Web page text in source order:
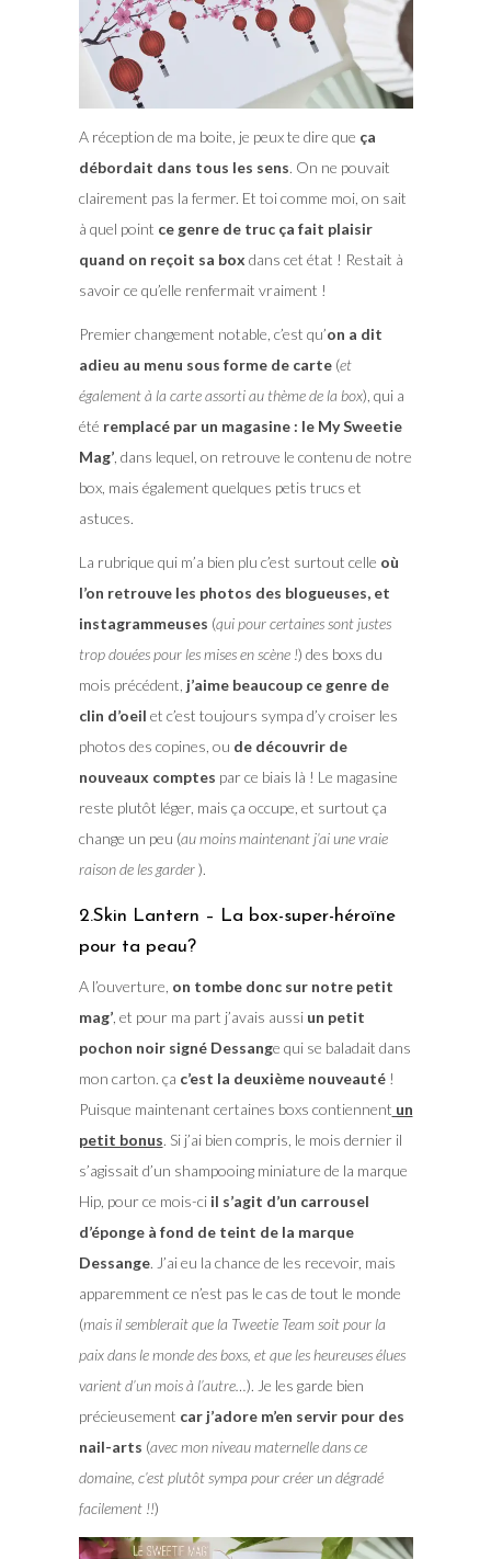
A réception de ma boite, je peux te dire que ça
débordait dans tous les sens. On ne pouvait
clairement pas la fermer. Et toi comme moi, on sait
à quel point ce genre de truc ça fait plaisir
quand on reçoit sa box dans cet état ! Restait à
savoir ce qu’elle renfermait vraiment !
Premier changement notable, c’est qu’on a dit
adieu au menu sous forme de carte(et
également à la carte assorti au thème de la box), qui a
été remplacé par un magasine : le My Sweetie
Mag’, dans lequel, on retrouve le contenu de notre
box, mais également quelques petis trucs et
astuces.
La rubrique qui m’a bien plu c’est surtout celle où
l’on retrouve les photos des blogueuses, et
instagrammeuses (qui pour certaines sont justes
trop douées pour les mises en scène !) des boxs du
mois précédent, j’aime beaucoup ce genre de
clin d’oeil et c’est toujours sympa d’y croiser les
photos des copines, ou de découvrir de
nouveaux comptes par ce biais là ! Le magasine
reste plutôt léger, mais ça occupe, et surtout ça
change un peu (au moins maintenant j’ai une vraie
raison de les garder).
2.Skin Lantern – La box-super-héroïne
pour ta peau?
A l’ouverture, on tombe donc sur notre petit
mag’, et pour ma part j’avais aussi un petit
pochon noir signé Dessange qui se baladait dans
mon carton. ça c’est la deuxième nouveauté!
Puisque maintenant certaines boxs contiennent un
petit bonus. Si j’ai bien compris, le mois dernier il
s’agissait d’un shampooing miniature de la marque
Hip, pour ce mois-ci il s’agit d’un carrousel
d’éponge à fond de teint de la marque
Dessange. J’ai eu la chance de les recevoir, mais
apparemment ce n’est pas le cas de tout le monde
(mais il semblerait que la Tweetie Team soit pour la
paix dans le monde des boxs, et que les heureuses élues
varient d’un mois à l’autre…). Je les garde bien
précieusement car j’adore m’en servir pour des
nail-arts (avec mon niveau maternelle dans ce
domaine, c’est plutôt sympa pour créer un dégradé
facilement !!)